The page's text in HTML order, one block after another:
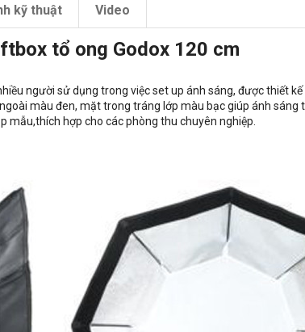
kỹ thuật Video
tổ ong Godox 120 cm
người sử dụng trong việc set up ánh sáng, được thiết
màu đen, mặt trong tráng lớp màu bạc giúp ánh
mẫu,thích hợp cho các phòng thu chuyên nghiệp.